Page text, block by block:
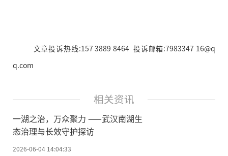
文章投诉热线:157 3889 8464 投诉邮箱:7983347 16@q
q.com
相关资讯
一湖之治，万众聚力 ——武汉南湖生
态治理与长效守护探访
2026-06-04 14:04:33